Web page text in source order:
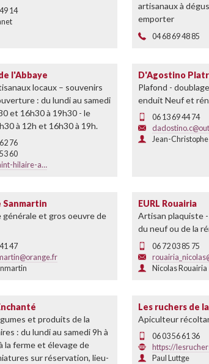
14
artisanaux à
emporter
04 68 69 48 85
l'Abbaye
locaux – souvenirs
: du lundi au samedi
et 16h30 à 19h30 - le
à 12h et 16h30 à 19h.
76
60
hilaire-a…
D'Agostino
Plafond -
enduit Neuf et
06 13 69 44 74
Jean-
Sanmartin
générale et gros oeuvre de
47
EURL Rouairia
Artisan plaquiste
du neuf ou de la
06 72 03 85 75
Nicolas Rouairia
et produits de la
: du lundi au samedi 9h à
la ferme et élevage de
sur réservation, lieu-
Les ruchers de
Apiculteur
06 03 56 61 36
https://
Paul Luttge